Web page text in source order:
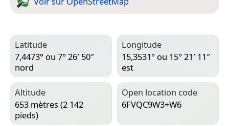
Latitude
7,4473° ou 7° 26′ 50″
nord
Longitude
15,3531° ou 15° 21′ 11″
est
Altitude
653 mètres (2 142
pieds)
Open location code
6FVQC9W3+W6